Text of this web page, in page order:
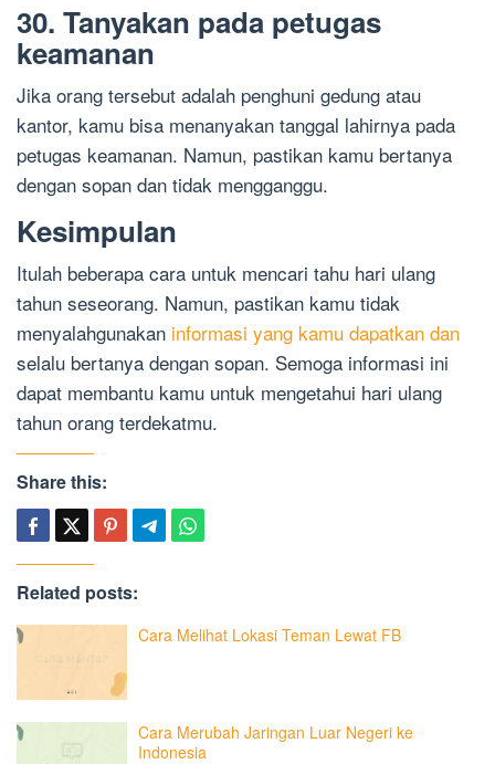
30. Tanyakan pada petugas
keamanan
Jika orang tersebut adalah penghuni gedung atau
kantor, kamu bisa menanyakan tanggal lahirnya pada
petugas keamanan. Namun, pastikan kamu bertanya
dengan sopan dan tidak mengganggu.
Kesimpulan
Itulah beberapa cara untuk mencari tahu hari ulang
tahun seseorang. Namun, pastikan kamu tidak
menyalahgunakan informasi yang kamu dapatkan dan
selalu bertanya dengan sopan. Semoga informasi ini
dapat membantu kamu untuk mengetahui hari ulang
tahun orang terdekatmu.
Share this:
Related posts:
Cara Melihat Lokasi Teman Lewat FB
Cara Merubah Jaringan Luar Negeri ke
Indonesia